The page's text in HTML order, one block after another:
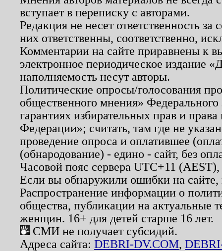
вступает в переписку с авторами.
Редакция не несет ответственность
них ответственны, соответственно,
Комментарии на сайте приравнены к
электронное периодическое издание
наполняемость несут авторы.
Политические опросы/голосования
общественного мнения»
гарантиях избирательных прав и
Федерации»; считать, там где не
проведение опроса и оплатившее
(обнародование) - едино - сайт, без
Часовой пояс сервера UTC+11
Если вы обнаружили ошибки на
Распространение информации о
общества, публикации на актуальные
женщин. 16+ для детей старше 16 лет.
СМИ не получает субсидий.
Адреса сайта: DEBRI-DV.COM,